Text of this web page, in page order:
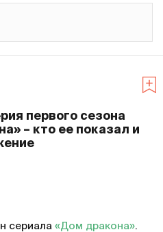
первого сезона
– кто ее показал и
сериала «Дом дракона».